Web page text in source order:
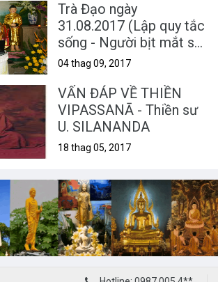
Trà Đạo ngày
31.08.2017 (Lập quy tắc
sống - Người bịt mắt sờ
voi)
04 thag 09, 2017
VẤN ĐÁP VỀ THIỀN
VIPASSANĀ - Thiền sư
U. SILANANDA
18 thag 05, 2017